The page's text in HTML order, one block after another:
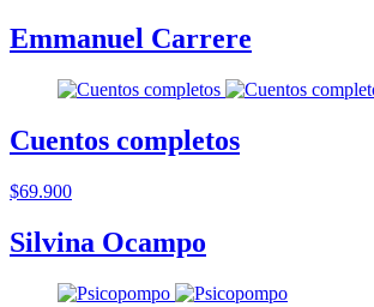
Emmanuel Carrere
Cuentos completos
$69.900
Silvina Ocampo